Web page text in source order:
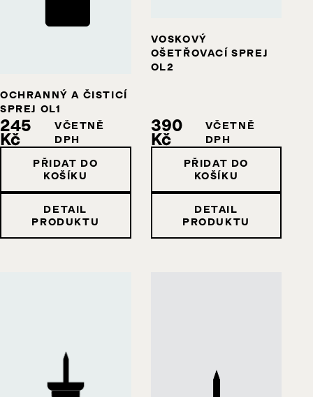
OCHRANNÝ A ČISTICÍ
SPREJ OL1
245
Kč
VČETNĚ
DPH
PŘIDAT DO
KOŠÍKU
DETAIL
PRODUKTU
VOSKOVÝ
OŠETŘOVACÍ SPREJ
OL2
390
Kč
VČETNĚ
DPH
PŘIDAT DO
KOŠÍKU
DETAIL
PRODUKTU